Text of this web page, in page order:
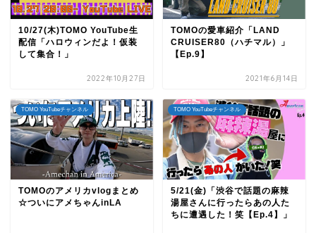
10/27(木)TOMO YouTube生
配信「ハロウィンだよ！仮装
して集合！」
2022年10月27日
TOMOの愛車紹介「LAND
CRUISER80（ハチマル）」
【Ep.9】
2021年6月14日
TOMO YouTubeチャンネル
TOMOのアメリカvlogまとめ
☆ついにアメちゃんinLA
TOMO YouTubeチャンネル
5/21(金)「渋谷で話題の麻辣
湯屋さんに行ったらあの人た
ちに遭遇した！笑【Ep.4】」